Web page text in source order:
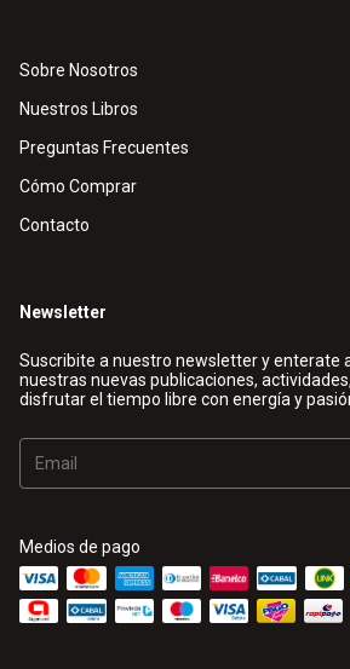
Sobre Nosotros
Nuestros Libros
Preguntas Frecuentes
Cómo Comprar
Contacto
Newsletter
Suscribite a nuestro newsletter y enterate
nuestras nuevas publicaciones,
disfrutar el tiempo libre con energía y
Medios de pago